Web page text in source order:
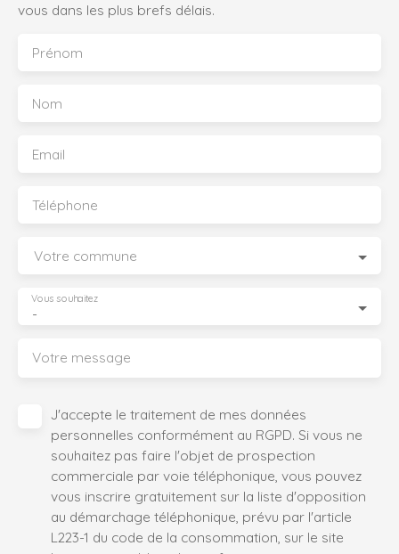
vous dans les plus brefs délais.
Prénom
Nom
Email
Téléphone
Votre commune
-
Vous souhaitez
Votre message
J'accepte le traitement de mes données
personnelles conformément au RGPD. Si vous ne
souhaitez pas faire l'objet de prospection
commerciale par voie téléphonique, vous pouvez
vous inscrire gratuitement sur la liste d'opposition
au démarchage téléphonique, prévu par l'article
L223-1 du code de la consommation, sur le site